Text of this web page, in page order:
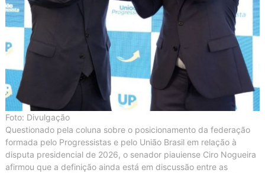
Foto: Divulgação
Questionado pela coluna sobre o posicionamento da federação
formada pelo Progressistas e pelo União Brasil em relação à
disputa presidencial de 2026, o senador piauiense Ciro Nogueira
afirmou que a definição ainda está em discussão entre as